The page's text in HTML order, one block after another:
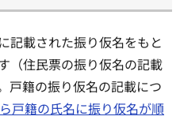
記載された振り仮名をもと
（住民票の振り仮名の記載
戸籍の振り仮名の記載につ
戸籍の氏名に振り仮名が順